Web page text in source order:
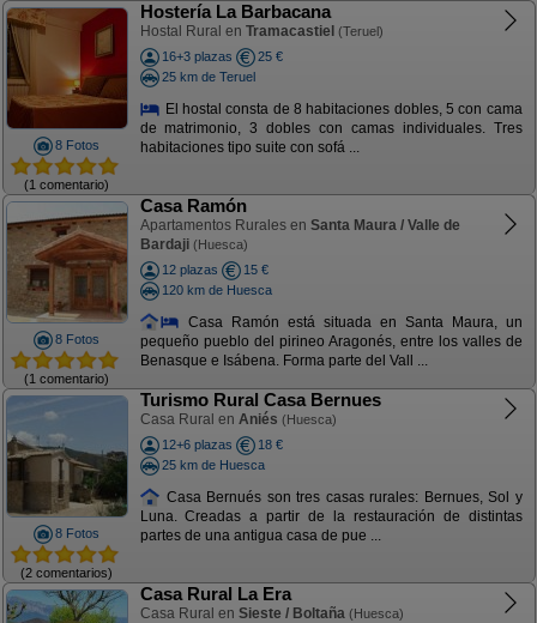
8 Fotos
(1 comentario)
Hostería La Barbacana
Hostal Rural en Tramacastiel (Teruel)
16+3 plazas
25 €
25 km de Teruel
El hostal consta de 8 habitaciones dobles, 5 con cama
de matrimonio, 3 dobles con camas individuales. Tres
habitaciones tipo suite con sofá ...
8 Fotos
(1 comentario)
Casa Ramón
Apartamentos Rurales en Santa Maura / Valle de
Bardaji (Huesca)
12 plazas
15 €
120 km de Huesca
Casa Ramón está situada en Santa Maura, un
pequeño pueblo del pirineo Aragonés, entre los valles de
Benasque e Isábena. Forma parte del Vall ...
8 Fotos
(2 comentarios)
Turismo Rural Casa Bernues
Casa Rural en Aniés (Huesca)
12+6 plazas
18 €
25 km de Huesca
Casa Bernués son tres casas rurales: Bernues, Sol y
Luna. Creadas a partir de la restauración de distintas
partes de una antigua casa de pue ...
Casa Rural La Era
Casa Rural en Sieste / Boltaña (Huesca)